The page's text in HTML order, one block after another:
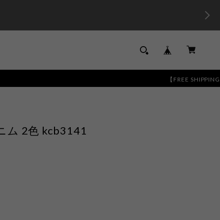
【FREE SHIPPING】13,000円以
ム 2色 kcb3141